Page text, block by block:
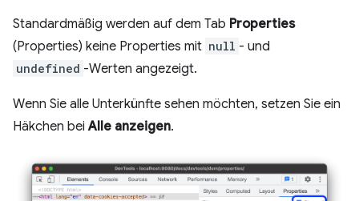
Standardmäßig werden auf dem Tab Properties
(Properties) keine Properties mit null - und
undefined -Werten angezeigt.
Wenn Sie alle Unterkünfte sehen möchten, setzen Sie ein
Häkchen beiAlle anzeigen.